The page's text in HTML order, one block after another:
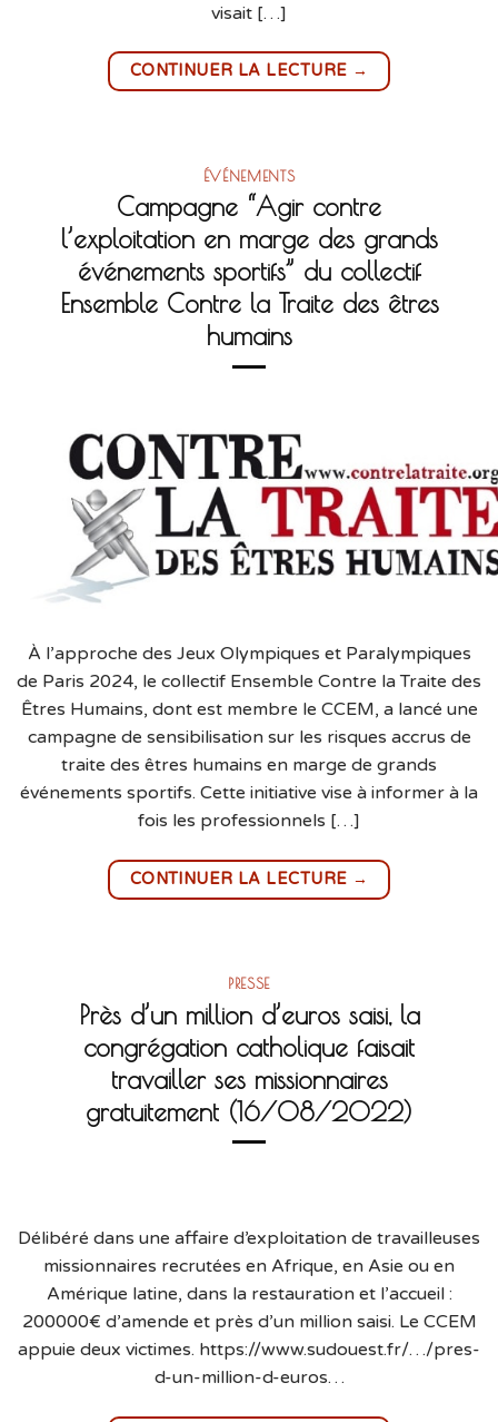
visait […]
CONTINUER LA LECTURE →
ÉVÉNEMENTS
Campagne “Agir contre
l’exploitation en marge des grands
événements sportifs” du collectif
Ensemble Contre la Traite des êtres
humains
À l’approche des Jeux Olympiques et Paralympiques
de Paris 2024, le collectif Ensemble Contre la Traite des
Êtres Humains, dont est membre le CCEM, a lancé une
campagne de sensibilisation sur les risques accrus de
traite des êtres humains en marge de grands
événements sportifs. Cette initiative vise à informer à la
fois les professionnels […]
CONTINUER LA LECTURE →
PRESSE
Près d’un million d’euros saisi, la
congrégation catholique faisait
travailler ses missionnaires
gratuitement (16/08/2022)
Délibéré dans une affaire d’exploitation de travailleuses
missionnaires recrutées en Afrique, en Asie ou en
Amérique latine, dans la restauration et l’accueil :
200000€ d’amende et près d’un million saisi. Le CCEM
appuie deux victimes. https://www.sudouest.fr/…/pres-
d-un-million-d-euros…